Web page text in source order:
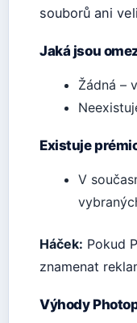
souborů ani
Jaká jsou
Žádná –
Existuje
V
Háček: Pokud
znamenat
Výhody